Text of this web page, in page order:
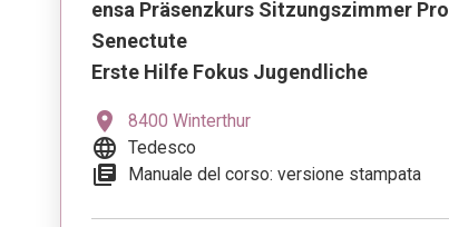
ensa Präsenzkurs Sitzungszimmer Pro
Senectute
Erste Hilfe Fokus Jugendliche
location_on 8400 Winterthur
language Tedesco
library_books Manuale del corso: versione stampata